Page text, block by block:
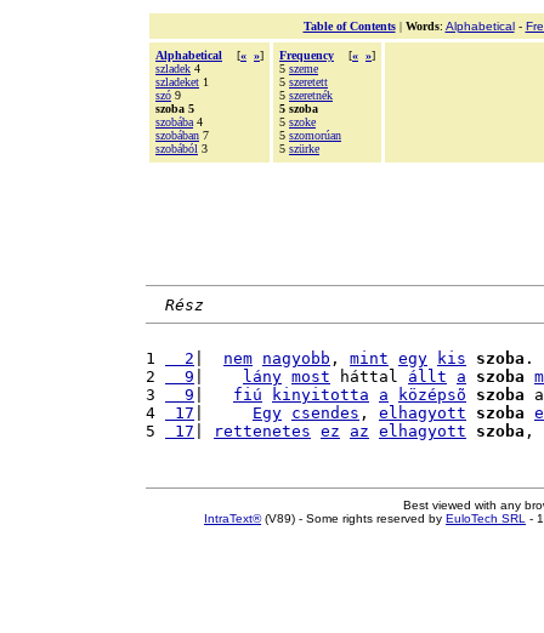
Table of Contents| Words: Alphabetical-
Alphabetical [« »]
szladek 4
szladeket 1
szó 9
szoba 5
szobába 4
szobában 7
szobából 3
Frequency [« »]
5 szeme
5 szeretett
5 szeretnék
5 szoba
5 szoke
5 szomorúan
5 szürke
Rész
1
  2
nem nagyobb , mint egy kis szoba .
2
  9
lány most háttal állt a szoba
3
  9
fiú kinyitotta a középsõ szoba
4
17 Egy csendes , elhagyott szoba
5
17 rettenetes ez az elhagyott szoba ,
Best viewed with any
IntraText®(V89) - Some rights reserved by EuloTech SRL -